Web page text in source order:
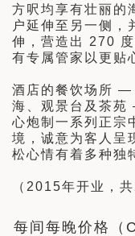
方呎均享有壮丽的
户延伸至另一侧，
伸，营造出 270
有专属管家以更贴
酒店的餐饮场所 —
海、观景台及茶苑
心炮制一系列正宗
境，诚意为客人呈
松心情有着多种独
（2015年开业，
每间每晚价格（